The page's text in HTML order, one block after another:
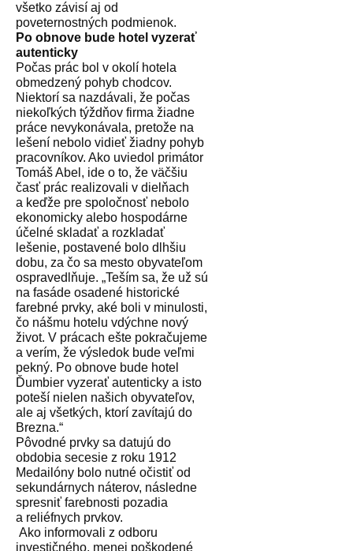
všetko závisí aj od
poveternostných podmienok.
Po obnove bude hotel vyzerať
autenticky
Počas prác bol v okolí hotela
obmedzený pohyb chodcov.
Niektorí sa nazdávali, že počas
niekoľkých týždňov firma žiadne
práce nevykonávala, pretože na
lešení nebolo vidieť žiadny pohyb
pracovníkov. Ako uviedol primátor
Tomáš Abel, ide o to, že väčšiu
časť prác realizovali v dielňach
a keďže pre spoločnosť nebolo
ekonomicky alebo hospodárne
účelné skladať a rozkladať
lešenie, postavené bolo dlhšiu
dobu, za čo sa mesto obyvateľom
ospravedlňuje. „Teším sa, že už sú
na fasáde osadené historické
farebné prvky, aké boli v minulosti,
čo nášmu hotelu vdýchne nový
život. V prácach ešte pokračujeme
a verím, že výsledok bude veľmi
pekný. Po obnove bude hotel
Ďumbier vyzerať autenticky a isto
poteší nielen našich obyvateľov,
ale aj všetkých, ktorí zavítajú do
Brezna.“
Pôvodné prvky sa datujú do
obdobia secesie z roku 1912
Medailóny bolo nutné očistiť od
sekundárnych náterov, následne
spresniť farebnosti pozadia
a reliéfnych prvkov.
Ako informovali z odboru
investičného, menej poškodené